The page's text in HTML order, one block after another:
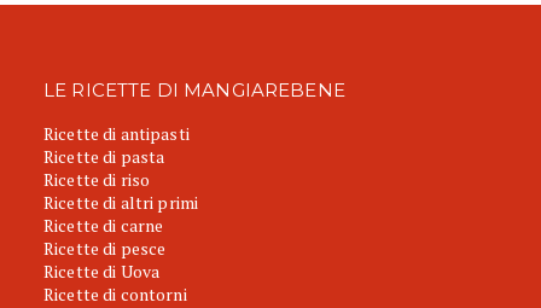
LE RICETTE DI MANGIAREBENE
Ricette di antipasti
Ricette di pasta
Ricette di riso
Ricette di altri primi
Ricette di carne
Ricette di pesce
Ricette di Uova
Ricette di contorni